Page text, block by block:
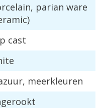
, parian ware
)
cast
, meerkleuren